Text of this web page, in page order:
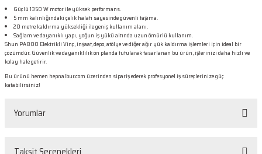
Güçlü 1350 W motor ile yüksek performans.
5 mm kalınlığındaki çelik halatı sayesinde güvenli taşıma.
20 metre kaldırma yüksekliği ile geniş kullanım alanı.
Sağlam ve dayanıklı yapı, yoğun iş yükü altında uzun ömürlü kullanım.
Shun PA800 Elektrikli Vinç, inşaat, depo, atölye ve diğer ağır yük kaldırma işlemleri için ideal bir
çözümdür. Güvenlik ve dayanıklılık ön planda tutularak tasarlanan bu ürün, işlerinizi daha hızlı ve
kolay hale getirir.
Bu ürünü hemen hepnalbur.com üzerinden sipariş ederek profesyonel iş süreçlerinize güç
katabilirsiniz!
Yorumlar